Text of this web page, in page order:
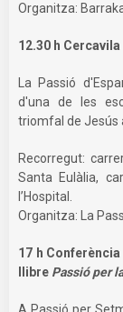
Organitza:
12.30 h Cercavila
La Passió
d'una de les
triomfal de Jesús
Recorregut:
Santa Eulàlia,
l’Hospital.
Organitza: La
17 h
llibre Passió per